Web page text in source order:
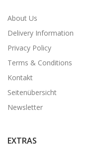
About Us
Delivery Information
Privacy Policy
Terms & Conditions
Kontakt
Seitenübersicht
Newsletter
EXTRAS